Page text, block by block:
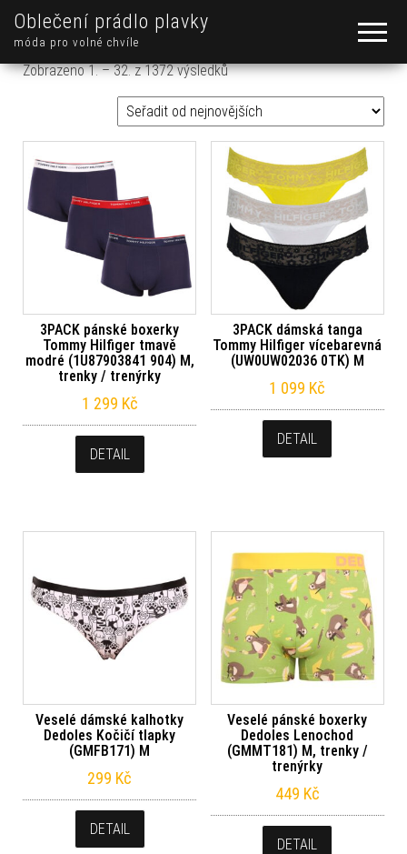
Oblečení prádlo plavky
móda pro volné chvíle
Zobrazeno 1. – 32. z 1372 výsledkůSeřazeno od nejnovějších
3PACK pánské boxerky
Tommy Hilfiger tmavě
modré (1U87903841 904) M,
trenky / trenýrky
1 299 Kč
DETAIL
3PACK dámská tanga
Tommy Hilfiger vícebarevná
(UW0UW02036 0TK) M
1 099 Kč
DETAIL
Veselé dámské kalhotky
Dedoles Kočičí tlapky
(GMFB171) M
299 Kč
DETAIL
Veselé pánské boxerky
Dedoles Lenochod
(GMMT181) M, trenky /
trenýrky
449 Kč
DETAIL